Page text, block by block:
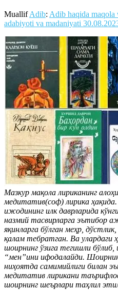
MuallifAdib: Adib haqida maqola
adabiyoti va madaniyati
Мазкур мақола лириканинг
медитатив(соф) лирика
ижодининг илк даврларида
назмий тасвирларга эътибор
яқинларга бўлган меҳр,
қалам тебратган. Ва улардаги
шоирнинг ўзига тегишли бўлиб,
“мен”ини ифодалайди.
ниҳоятда самимийлиги билан
медитатив лирикани
шоирнинг шеърлари таҳлил